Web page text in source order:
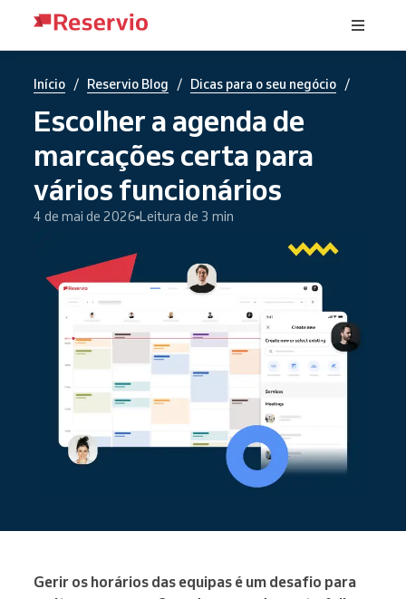
Início / Reservio Blog / Dicas para o seu negócio /
Escolher a agenda de
marcações certa para
vários funcionários
4 de mai de 2026 Leitura de 3 min
Gerir os horários das equipas é um desafio para